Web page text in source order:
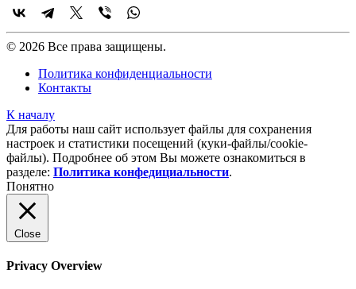
© 2026 Все права защищены.
Политика конфиденциальности
Контакты
К началу
Для работы наш сайт использует файлы для сохранения
настроек и статистики посещений (куки‑файлы/cookie-
файлы). Подробнее об этом Вы можете ознакомиться в
разделе: Политика конфедициальности.
Понятно
Close
Privacy Overview